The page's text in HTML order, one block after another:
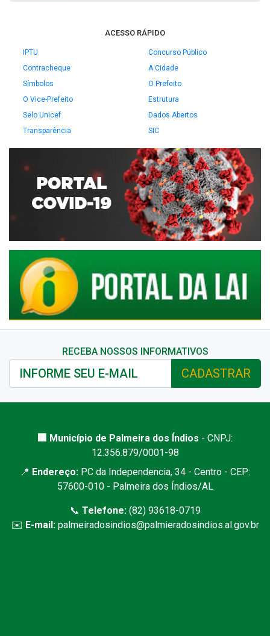
ACESSO RÁPIDO
IPTU
Concurso Público
Contracheque
A Cidade
Símbolos
O Prefeito
O Vice-Prefeito
Estrutura
Selo Unicef
Dados Abertos
Transparência
SIC
RECEBA NOSSOS INFORMATIVOS
CADASTRAR
🏢 Município de Palmeira dos Índios - CNPJ:
12.356.879/0001-98
📍 Endereço: PC da Independencia, 34 - Centro - CEP:
57600-010 - Palmeira dos Índios/AL
📞 Telefone:(82) 93618-0719
✉️ E-mail: palmeiradosindios@palmieradosindios.al.gov.br